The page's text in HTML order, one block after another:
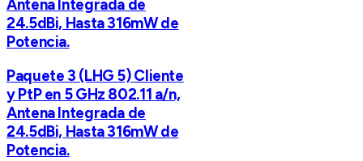
Antena Integrada de
24.5dBi, Hasta 316mW de
Potencia.
Paquete 3 (LHG 5) Cliente
y PtP en 5 GHz 802.11 a/n,
Antena Integrada de
24.5dBi, Hasta 316mW de
Potencia.